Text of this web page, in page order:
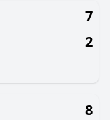
7
2
8